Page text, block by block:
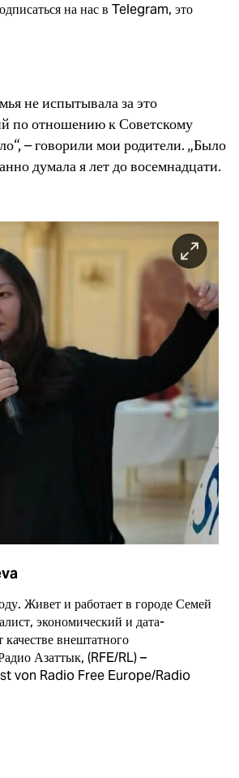
на нас в Telegram, это
не испытывала за это
по отношению к Советскому
– говорили мои родители. „Было
думала я лет до восемнадцати.
Живет и работает в городе Семей
экономический и дата-
качестве внештатного
Азаттык, (RFE/RL) –
von Radio Free Europe/Radio